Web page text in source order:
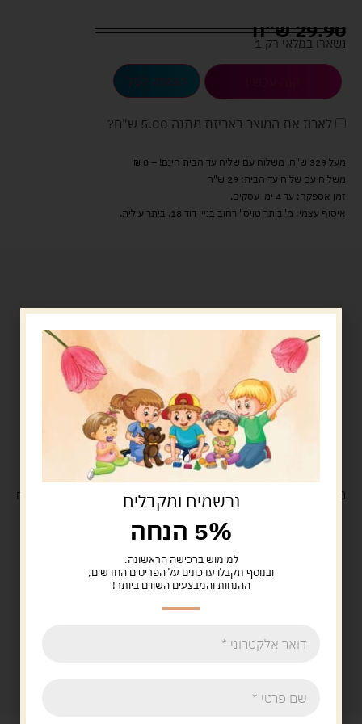
29.90ש"ח
נשארו במלאי רק 1
הוספה לסל
לארוז את המוצר באריזת מתנה 5.00 ש"ח ?
מעל 329 ש"ח, משלוח עם שליח עד הבית חינם! – 0 ₪
משלוח עם שליח עד הבית: 29 ש"ח
זמן אספקה: עד 4 ימי עסקים.
איסוף עצמי: מ"ביתר טויס" רחוב בניין דוד 18, ביתר עילית.
משלוח בקנייה מעל 329 ש"ח משלוח עםנרשמים ומקבלים
5% הנחה
למימוש ברכישה הראשונה.
ובנוסף תקבלו עדכונים על הפריטים החדשים,
ההנחות והמבצעים השווים ביותר!